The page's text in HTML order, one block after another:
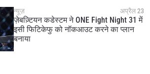
न्यूज़ अप्रैल 23
ज़ेबज़्टियन कडेस्टम ने ONE Fight Night 31 में
इसी फिटिकेफु को नॉकआउट करने का प्लान
बनाया
to the best seats to our live